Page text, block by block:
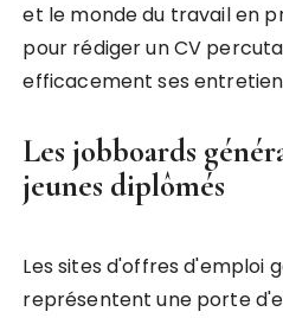
et le monde du travail en
pour rédiger un CV
efficacement ses
Les jobboards
jeunes diplômés
Les sites d'offres d'emploi
représentent une porte